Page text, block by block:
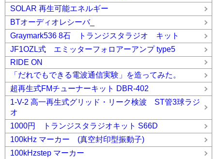
SOLAR 再生可能エネルギー
BTオーディオレシーバ_
Graymark536 8石 トランジスタラジオ キット
JF1OZL式 エミッターフォロアーアンプ type5
RIDE ON
「だれでもできる電波通信実験」を造ってみた。
超再生式FMチューナーキット DBR-402
1-V-2 高一再生式グリッド・リーク検波 ST管3球ラジ
オ
1000円 トランジスタラジオキット S66D
100kHz マーカー (真空封印型振動子)
100kHzstep マーカー